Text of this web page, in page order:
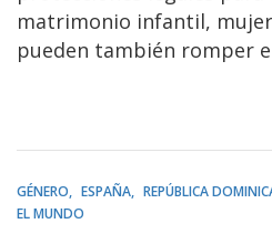
matrimonio infantil,
pueden también romper
GÉNERO ESPAÑA REPÚBLICA
EL MUNDO